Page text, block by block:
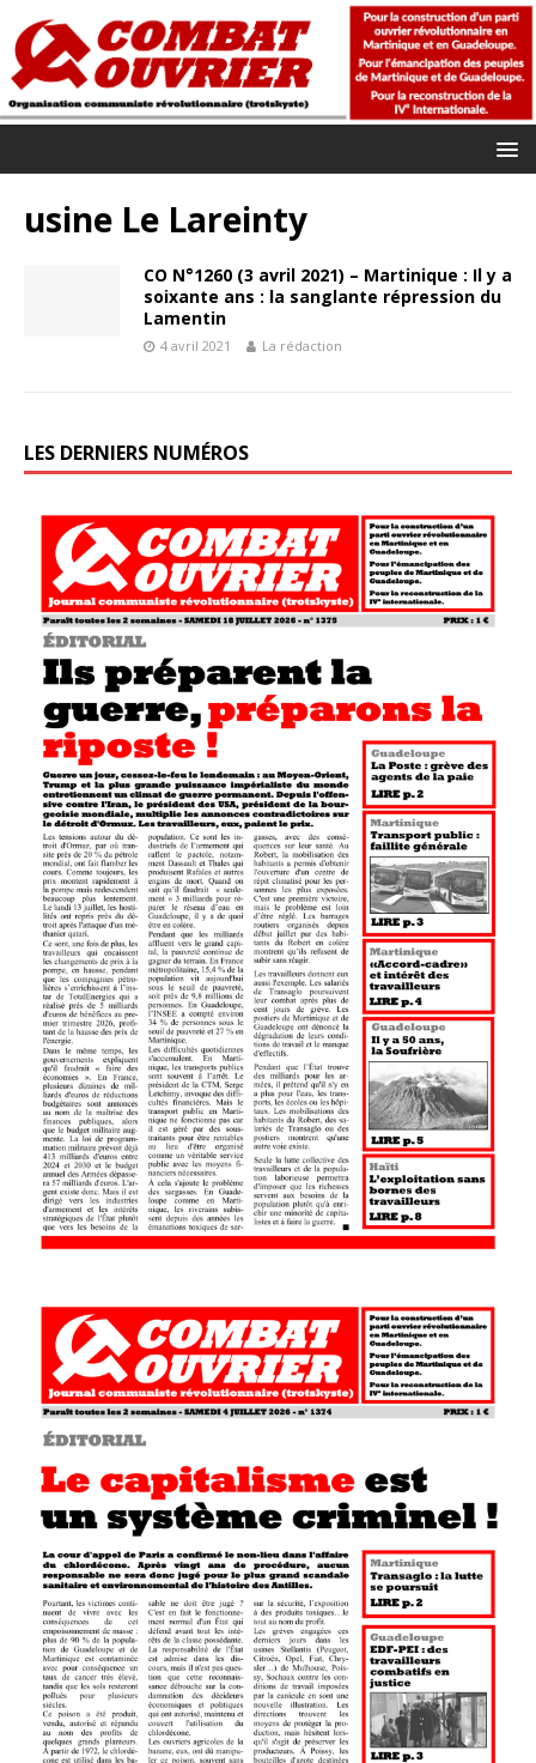
usine Le Lareinty
CO N°1260 (3 avril 2021) – Martinique : Il y a
soixante ans : la sanglante répression du
Lamentin
4 avril 2021 La rédaction
LES DERNIERS NUMÉROS